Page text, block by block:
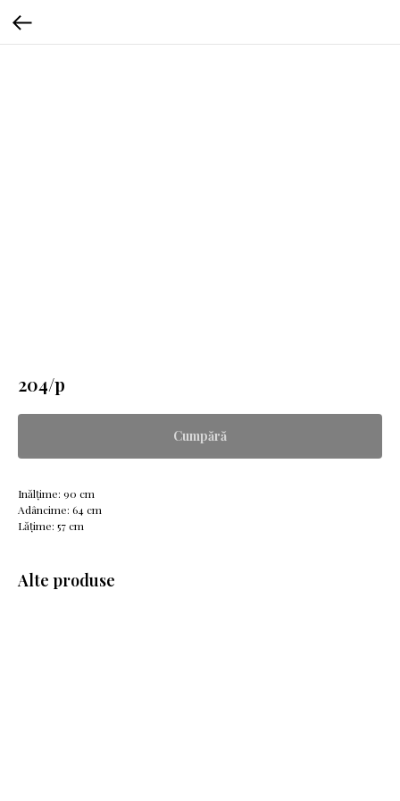
204/p
Cumpără
Inălțime: 90 cm
Adâncime: 64 cm
Lățime: 57 cm
Alte produse